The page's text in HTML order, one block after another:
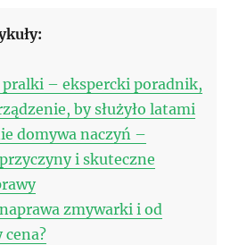
pralki – ekspercki poradnik,
by służyło latami
domywa naczyń –
i skuteczne
zmywarki i od
cena?